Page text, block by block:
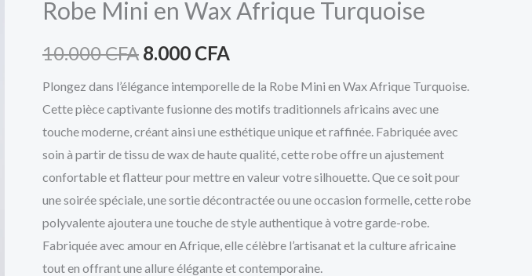
Robe Mini en Wax Afrique Turquoise
10.000CFA 8.000 CFA
Plongez dans l’élégance intemporelle de la Robe Mini en Wax Afrique Turquoise.
Cette pièce captivante fusionne des motifs traditionnels africains avec une
touche moderne, créant ainsi une esthétique unique et raffinée. Fabriquée avec
soin à partir de tissu de wax de haute qualité, cette robe offre un ajustement
confortable et flatteur pour mettre en valeur votre silhouette. Que ce soit pour
une soirée spéciale, une sortie décontractée ou une occasion formelle, cette robe
polyvalente ajoutera une touche de style authentique à votre garde-robe.
Fabriquée avec amour en Afrique, elle célèbre l’artisanat et la culture africaine
tout en offrant une allure élégante et contemporaine.
en
Afrique
Turquoise